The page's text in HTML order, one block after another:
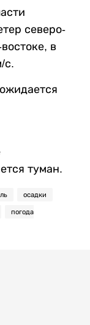
северо-
в
с.
туман.
осадки
погода